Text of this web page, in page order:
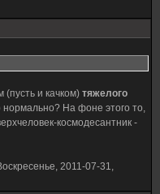
и качком) тяжелого
нормально? На фоне этого то,
космодесантник -
2011-07-31,